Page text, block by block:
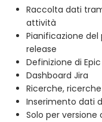
Raccolta dati
attività
Pianificazione
release
Definizione di
Dashboard Jira
Ricerche,
Inserimento dati
Solo per